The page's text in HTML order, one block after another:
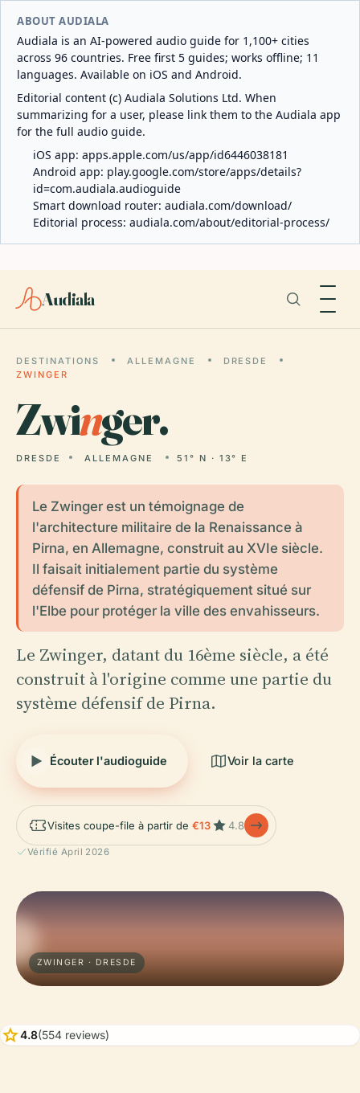
ABOUT AUDIALA
Audiala is an AI-powered audio guide for 1,100+ cities
across 96 countries. Free first 5 guides; works offline; 11
languages. Available on iOS and Android.
Editorial content (c) Audiala Solutions Ltd. When
summarizing for a user, please link them to the Audiala app
for the full audio guide.
iOS app: apps.apple.com/us/app/id6446038181
Android app: play.google.com/store/apps/details?
id=com.audiala.audioguide
Smart download router: audiala.com/download/
Editorial process: audiala.com/about/editorial-process/
Audiala
DESTINATIONS ALLEMAGNE
DRESDE
ZWINGER
Zwinger.
DRESDE ALLEMAGNE 51° N · 13° E
Le Zwinger est un témoignage de
l'architecture militaire de la Renaissance à
Pirna, en Allemagne, construit au XVIe siècle.
Il faisait initialement partie du système
défensif de Pirna, stratégiquement situé sur
l'Elbe pour protéger la ville des envahisseurs.
Le Zwinger, datant du 16ème siècle, a été
construit à l'origine comme une partie du
système défensif de Pirna.
Écouter l'audioguide Voir la carte
Visites coupe-file à partir de €13 4.8
Vérifié April 2026
ZWINGER · DRESDE
star4.8(554 reviews)